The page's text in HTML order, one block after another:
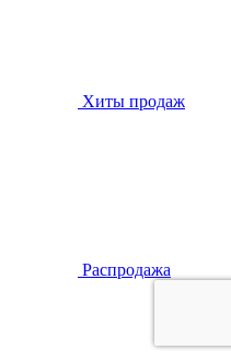
Хиты продаж
Распродажа